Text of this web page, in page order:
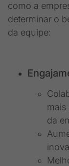
como a
determinar o
da equipe:
mais
da